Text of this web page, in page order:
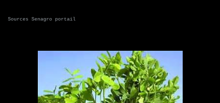
Sources Senagro portail